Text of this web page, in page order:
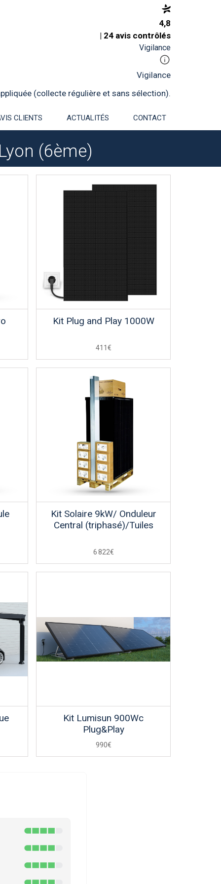
4,8
| 24 avis contrôlés
Vigilance
Vigilance
(collecte régulière et sans sélection).
CLIENTS ACTUALITÉS CONTACT
(6ème)
Kit Plug and Play 1000W
411€
Kit Solaire 9kW/ Onduleur
Central (triphasé)/Tuiles
6 822€
Kit Lumisun 900Wc
Plug&Play
990€